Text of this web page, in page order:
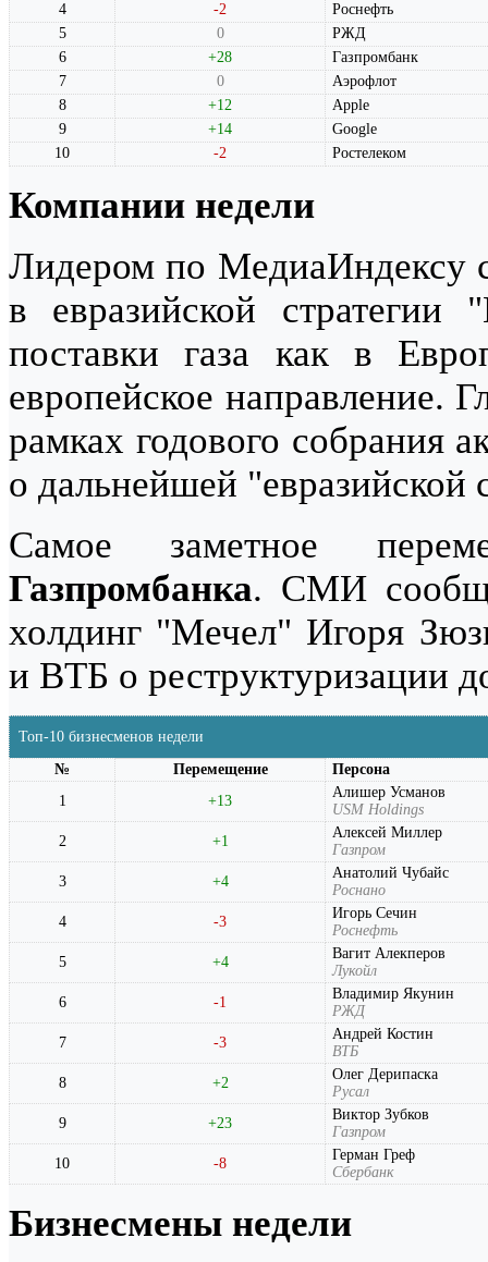
4
-2
Роснефть
5
0
РЖД
6
+28
Газпромбанк
7
0
Аэрофлот
8
+12
Apple
9
+14
Google
10
-2 Ростелеком
Компании недели
Лидером по МедиаИндексу
в евразийской стратегии
поставки газа как в
европейское направление.
рамках годового собрания
о дальнейшей "евразийской
Самое заметное
Газпромбанка. СМИ
холдинг "Мечел" Игоря
и ВТБ о реструктуризации
Топ-10 бизнесменов недели
№
Перемещение
Персона
1
+13
Алишер Усманов
USM Holdings
2
+1
Алексей Миллер
Газпром
3
+4
Анатолий Чубайс
Роснано
4
-3
Игорь Сечин
Роснефть
5
+4
Вагит Алекперов
Лукойл
6
-1
Владимир Якунин
РЖД
7
-3
Андрей Костин
ВТБ
8
+2
Олег Дерипаска
Русал
9
+23
Виктор Зубков
Газпром
10
-8
Герман Греф
Сбербанк
Бизнесмены недели